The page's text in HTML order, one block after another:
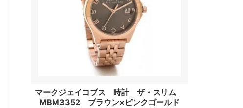
マークジェイコブス 時計 ザ・スリム
MBM3352 ブラウン×ピンクゴールド